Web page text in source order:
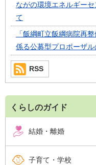
ながの環境エネルギー
て
「飯綱町立飯綱病院再
係る公募型プロポーザ
RSS
くらしのガイド
結婚・離婚
子育て・学校